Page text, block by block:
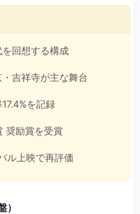
回想する構成
吉祥寺が主な舞台
を記録
奨励賞を受賞
ル上映で再評価
）